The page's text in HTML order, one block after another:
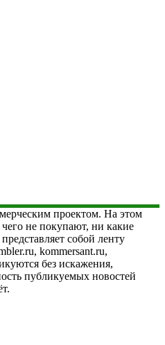
проектом. На этом
не покупают, ни какие
собой ленту
kommersant.ru,
без искажения,
публикуемых новостей